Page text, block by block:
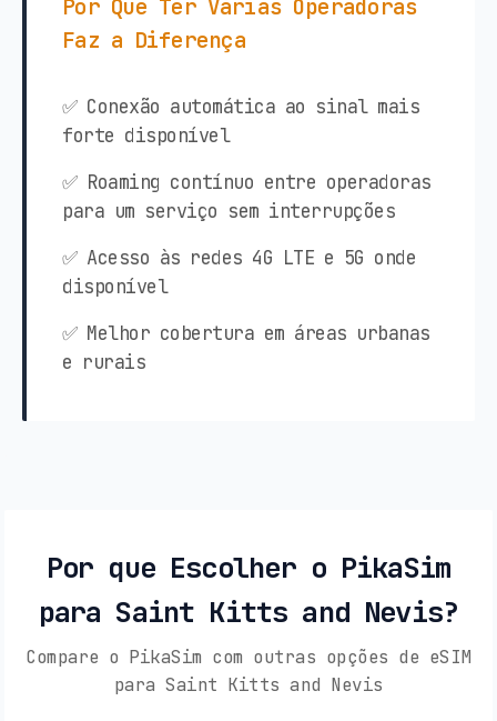
Por Que Ter Várias Operadoras
Faz a Diferença
✅ Conexão automática ao sinal mais
forte disponível
✅ Roaming contínuo entre operadoras
para um serviço sem interrupções
✅ Acesso às redes 4G LTE e 5G onde
disponível
✅ Melhor cobertura em áreas urbanas
e rurais
Por que Escolher o PikaSim
para Saint Kitts and Nevis?
Compare o PikaSim com outras opções de eSIM
para Saint Kitts and Nevis